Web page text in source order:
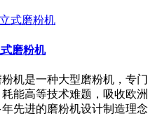
磨粉机
粉机是一种大型磨粉机，专
能高等技术难题，吸收欧
先进的磨粉机设计制造理